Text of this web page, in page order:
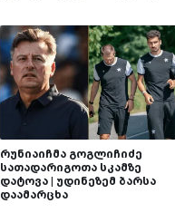
რუნიაიჩმა გოგლიჩიძე
სათადარიგოთა სკამზე
დატოვა | უდინეზემ ბარსა
დაამარცხა